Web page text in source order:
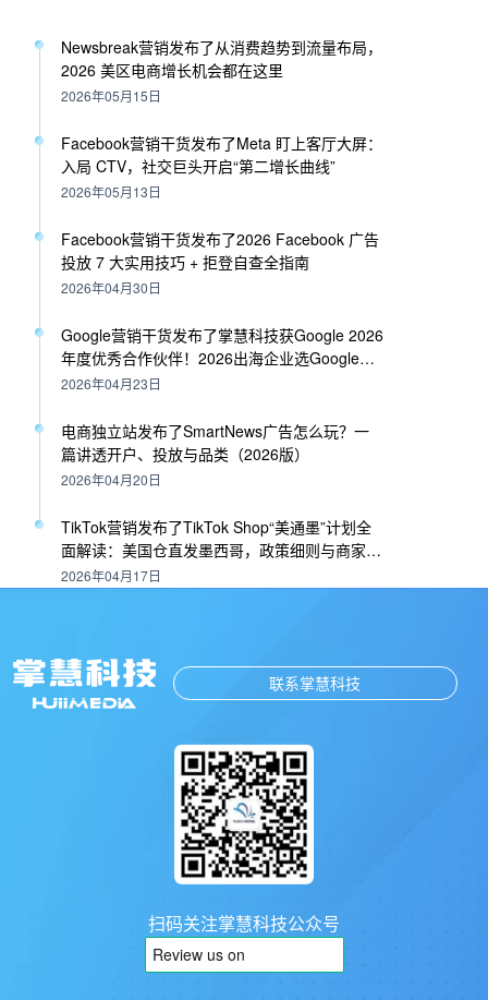
Newsbreak营销发布了从消费趋势到流量布局，
2026 美区电商增长机会都在这里
2026年05月15日
Facebook营销干货发布了Meta 盯上客厅大屏：
入局 CTV，社交巨头开启“第二增长曲线”
2026年05月13日
Facebook营销干货发布了2026 Facebook 广告
投放 7 大实用技巧 + 拒登自查全指南
2026年04月30日
Google营销干货发布了掌慧科技获Google 2026
年度优秀合作伙伴！2026出海企业选Google代
理必读指南
2026年04月23日
电商独立站发布了SmartNews广告怎么玩？一
篇讲透开户、投放与品类（2026版）
2026年04月20日
TikTok营销发布了TikTok Shop“美通墨”计划全
面解读：美国仓直发墨西哥，政策细则与商家策
略
2026年04月17日
联系掌慧科技
扫码关注掌慧科技公众号